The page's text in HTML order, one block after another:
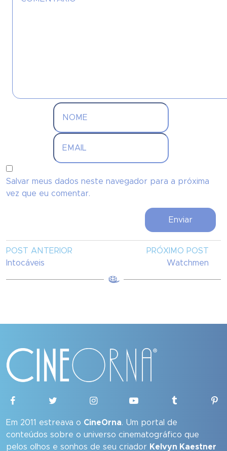
Salvar meus dados neste navegador para a próxima
vez que eu comentar.
POST ANTERIOR
Intocáveis
PRÓXIMO POST
Watchmen
Em 2011 estreava o CineOrna. Um portal de
conteúdos sobre o universo cinematográfico que
pelos olhos e sonhos de seu criador Kelvyn Kaestner